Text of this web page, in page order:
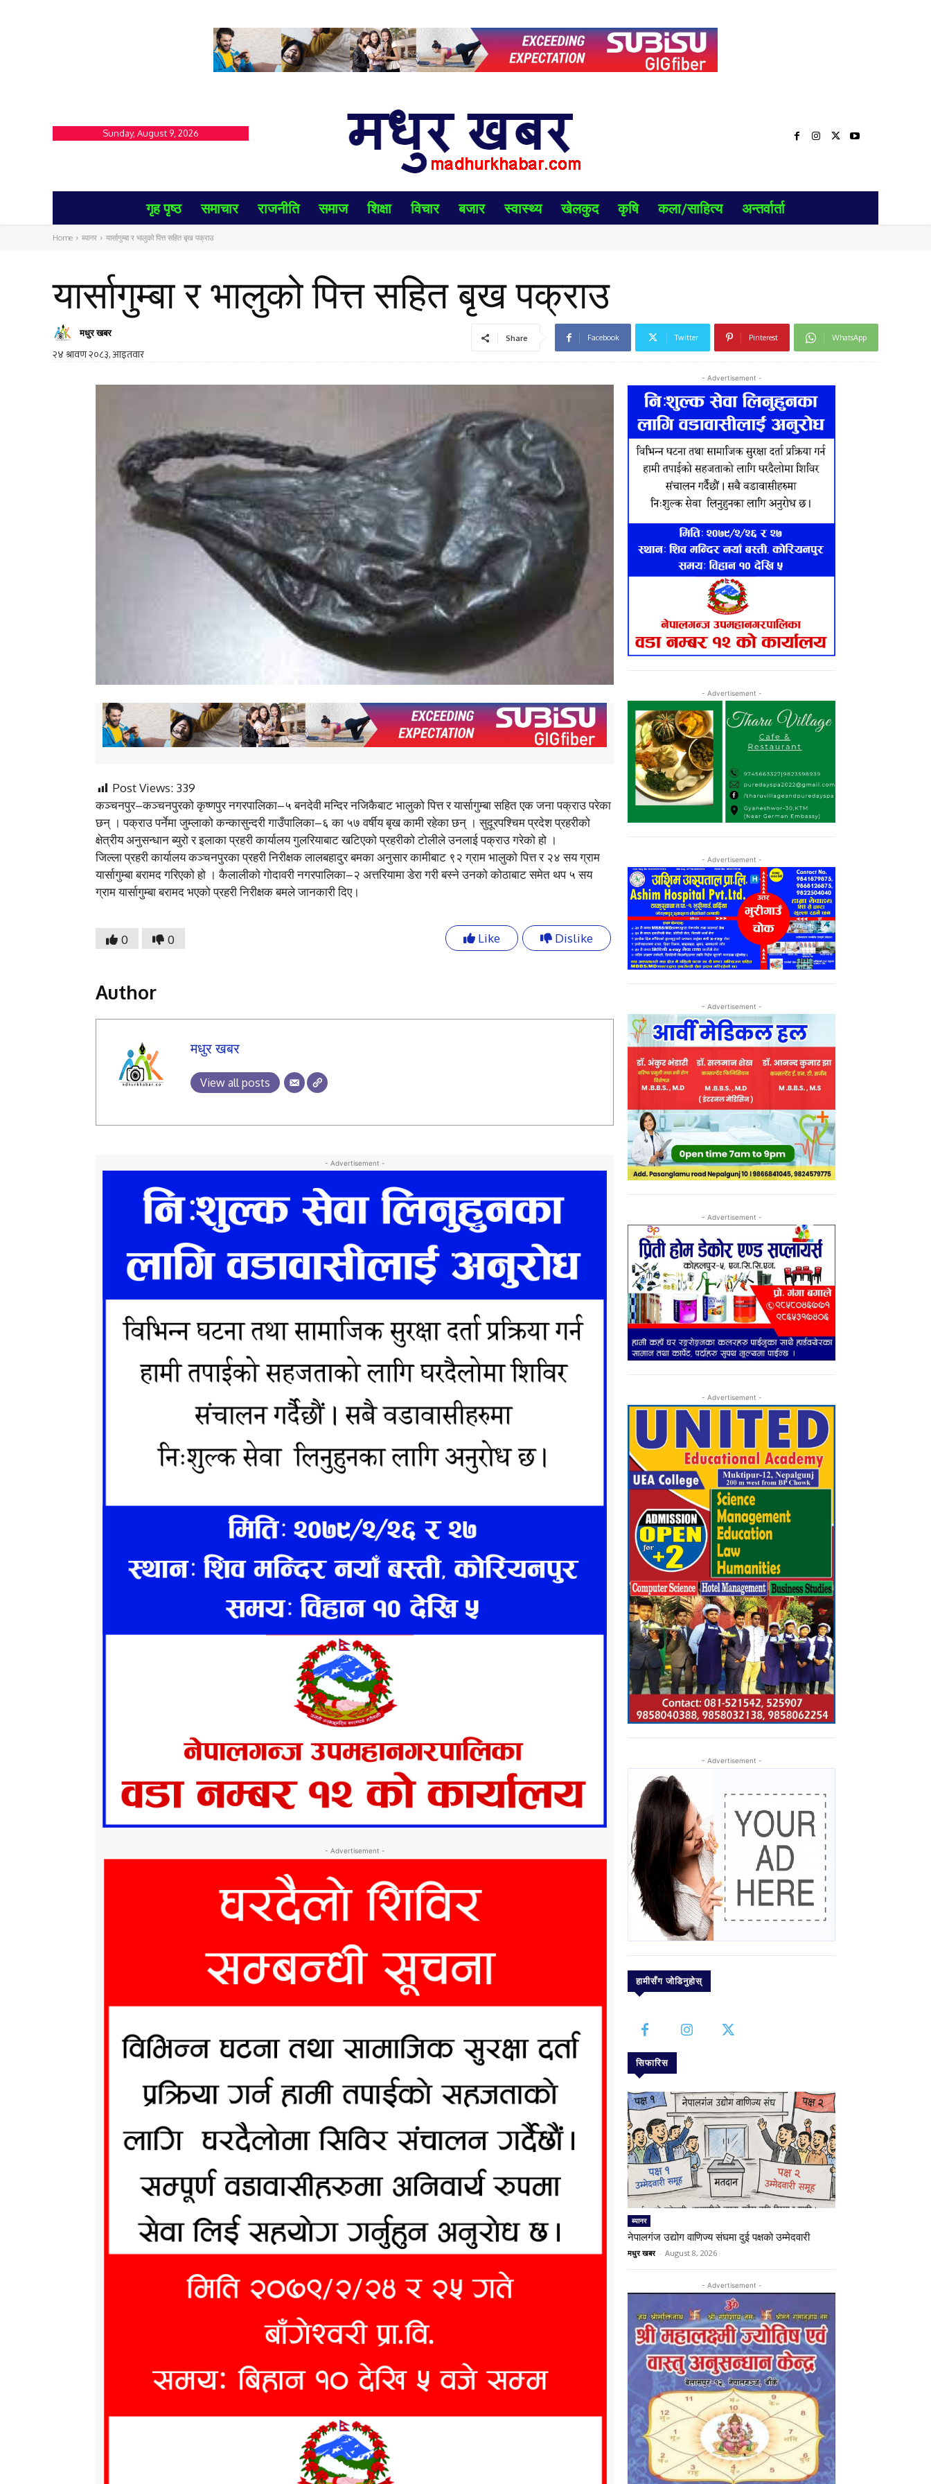
Sunday, August 9, 2026
गृह पृष्ठ समाचार राजनीति समाज शिक्षा विचार बजार स्वास्थ्य खेलकुद कृषि कला/साहित्य अन्तर्वार्ता
Home ब्यानर यार्सागुम्बा र भालुको पित्त सहित बृख पक्राउ
यार्सागुम्बा र भालुको पित्त सहित बृख पक्राउ
मधुर खबर
Share Facebook Twitter Pinterest WhatsApp
Post Views: 339
कञ्चनपुर–कञ्चनपुरको कृष्णपुर नगरपालिका–५ बनदेवी मन्दिर नजिकैबाट भालुको पित्त र यार्सागुम्बा सहित एक जना पक्राउ परेका
छन् । पक्राउ पर्नेमा जुम्लाको कन्कासुन्दरी गाउँपालिका–६ का ५७ वर्षीय बृख कामी रहेका छन् । सुदूरपश्चिम प्रदेश प्रहरीको
क्षेत्रीय अनुसन्धान ब्युरो र इलाका प्रहरी कार्यालय गुलरियाबाट खटिएको प्रहरीको टोलीले उनलाई पक्राउ गरेको हो ।
जिल्ला प्रहरी कार्यालय कञ्चनपुरका प्रहरी निरीक्षक लालबहादुर बमका अनुसार कामीबाट ९२ ग्राम भालुको पित्त र २४ सय ग्राम
यार्सागुम्बा बरामद गरिएको हो । कैलालीको गोदावरी नगरपालिका–२ अत्तरियामा डेरा गरी बस्ने उनको कोठाबाट समेत थप ५ सय
ग्राम यार्सागुम्बा बरामद भएको प्रहरी निरीक्षक बमले जानकारी दिए।
0 0 Like Dislike
Author
मधुर खबर
View all posts
- Advertisement -
- Advertisement -
- Advertisement -
- Advertisement -
- Advertisement -
- Advertisement -
- Advertisement -
- Advertisement -
- Advertisement -
हामीसँग जोडिनुहोस्
सिफारिस
ब्यानर
नेपालगंज उद्योग वाणिज्य संघमा दुई पक्षको उम्मेदवारी
मधुर खबर - August 8, 2026
- Advertisement -